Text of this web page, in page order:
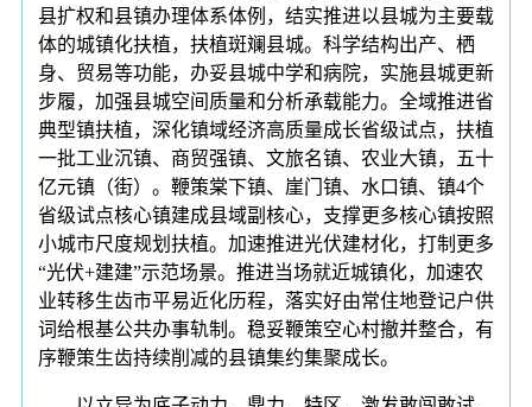
县扩权和县镇办理体系体例，结实推进以县城为主要载
体的城镇化扶植，扶植斑斓县城。科学结构出产、栖
身、贸易等功能，办妥县城中学和病院，实施县城更新
步履，加强县城空间质量和分析承载能力。全域推进省
典型镇扶植，深化镇域经济高质量成长省级试点，扶植
一批工业沉镇、商贸强镇、文旅名镇、农业大镇，五十
亿元镇（街）。鞭策棠下镇、崖门镇、水口镇、镇4个
省级试点核心镇建成县域副核心，支撑更多核心镇按照
小城市尺度规划扶植。加速推进光伏建材化，打制更多
“光伏+建建”示范场景。推进当场就近城镇化，加速农
业转移生齿市平易近化历程，落实好由常住地登记户供
词给根基公共办事轨制。稳妥鞭策空心村撤并整合，有
序鞭策生齿持续削减的县镇集约集聚成长。